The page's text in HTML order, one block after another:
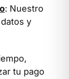
: Nuestro
y
tu pago